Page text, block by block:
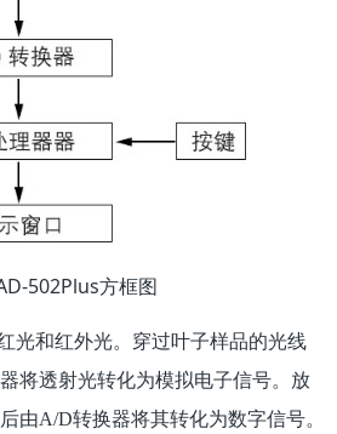
502Plus方框图
光和红外光。穿过叶子样品的光线
将透射光转化为模拟电子信号。放
由A/D转换器将其转化为数字信号。